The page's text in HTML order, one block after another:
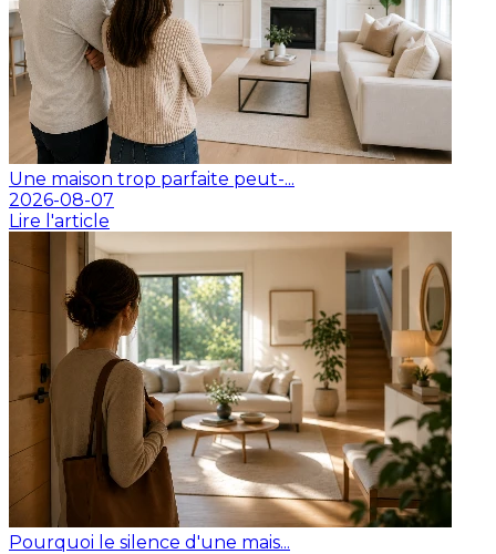
Une maison trop parfaite peut-...
2026-08-07
Lire l'article
Pourquoi le silence d'une mais...